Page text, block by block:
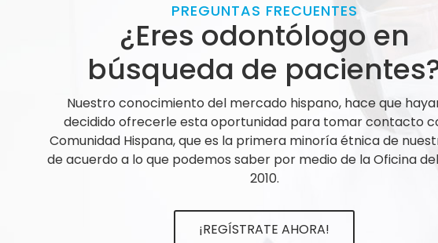
PREGUNTAS FRECUENTES
¿Eres odontólogo en
búsqueda de
Nuestro conocimiento del mercado hispano, hace que
decidido ofrecerle esta oportunidad para tomar contacto
Comunidad Hispana, que es la primera minoría étnica de
de acuerdo a lo que podemos saber por medio de la Oficina
2010.
¡REGÍSTRATE AHORA!